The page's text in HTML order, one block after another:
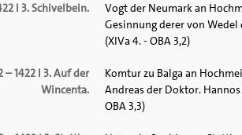
I 3. Schivelbein.
Vogt der Neumark an
Gesinnung derer von Wedel
(XIVa 4. - OBA 3,2)
– 1422 I 3. Auf der
Wincenta.
Komtur zu Balga an
Andreas der Doktor.
OBA 3,3)